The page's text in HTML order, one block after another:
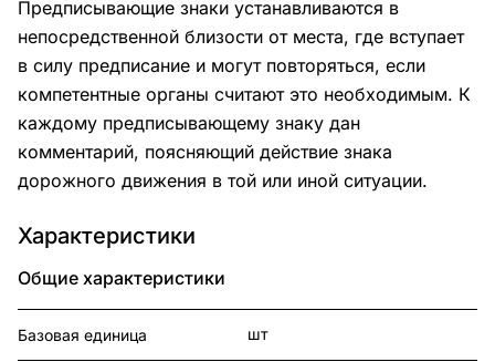
Предписывающие знаки устанавливаются в
непосредственной близости от места, где вступает
в силу предписание и могут повторяться, если
компетентные органы считают это необходимым. К
каждому предписывающему знаку дан
комментарий, поясняющий действие знака
дорожного движения в той или иной ситуации.
Характеристики
Общие характеристики
Базовая единица шт